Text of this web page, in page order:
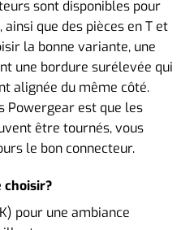
sont disponibles pour
que des pièces en T et
la bonne variante, une
une bordure surélevée qui
alignée du même côté.
Powergear est que les
être tournés, vous
le bon connecteur.
choisir?
pour une ambiance